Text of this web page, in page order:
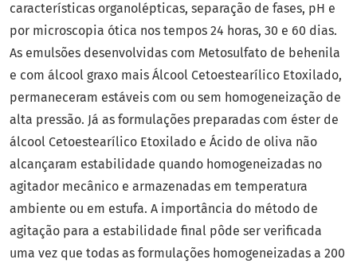
características organolépticas, separação de fases, pH e
por microscopia ótica nos tempos 24 horas, 30 e 60 dias.
As emulsões desenvolvidas com Metosulfato de behenila
e com álcool graxo mais Álcool Cetoestearílico Etoxilado,
permaneceram estáveis com ou sem homogeneização de
alta pressão. Já as formulações preparadas com éster de
álcool Cetoestearílico Etoxilado e Ácido de oliva não
alcançaram estabilidade quando homogeneizadas no
agitador mecânico e armazenadas em temperatura
ambiente ou em estufa. A importância do método de
agitação para a estabilidade final pôde ser verificada
uma vez que todas as formulações homogeneizadas a 200